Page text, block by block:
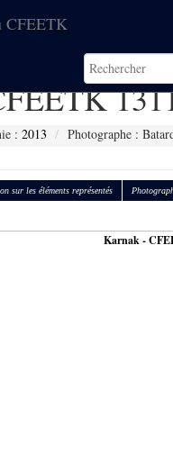
CFEETK
: 2013 Photographe :
sur les éléments représentés